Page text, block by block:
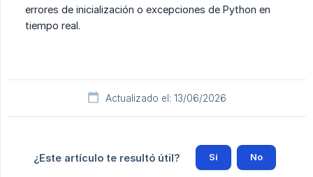
errores de inicialización o excepciones de Python en
tiempo real.
Actualizado el: 13/06/2026
¿Este artículo te resultó útil? Sí No